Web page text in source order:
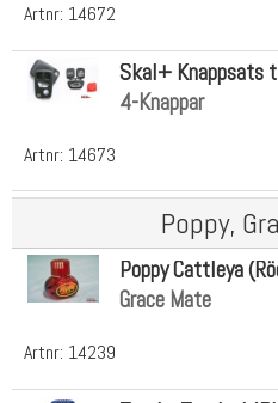
Artnr: 14672
Artnr: 14673
Skal+ Knappsats
4-Knappar
Poppy,
Artnr: 14239
Poppy Cattleya
Grace Mate